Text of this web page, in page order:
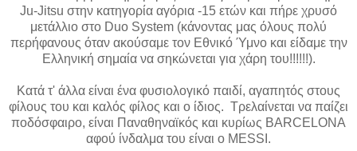
Ju-Jitsu στην κατηγορία αγόρια -15 ετών και πήρε χρυσό
μετάλλιο στο Duo System (κάνοντας μας όλους πολύ
περήφανους όταν ακούσαμε τον Εθνικό Ύμνο και είδαμε την
Ελληνική σημαία να σηκώνεται για χάρη του!!!!!!).
Κατά τ' άλλα είναι ένα φυσιολογικό παιδί, αγαπητός στους
φίλους του και καλός φίλος και ο ίδιος. Τρελαίνεται να παίζει
ποδόσφαιρο, είναι Παναθηναϊκός και κυρίως BARCELONA
αφού ίνδαλμα του είναι ο MESSI.